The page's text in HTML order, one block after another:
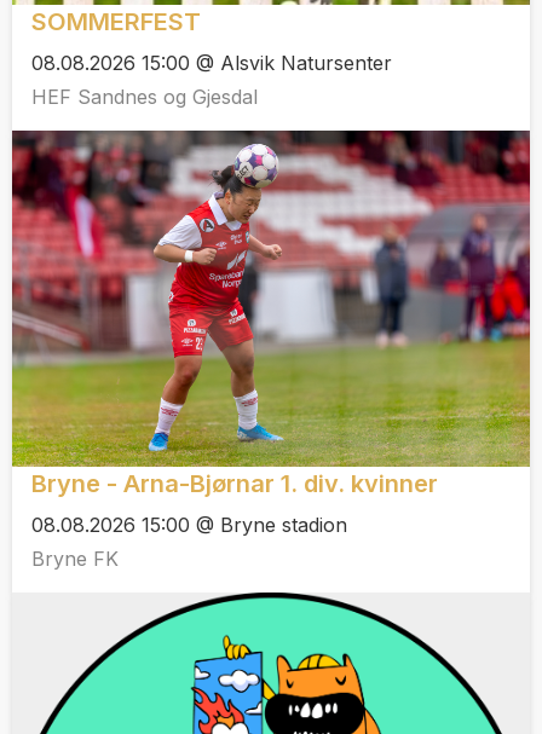
SOMMERFEST
08.08.2026 15:00 @ Alsvik Natursenter
HEF Sandnes og Gjesdal
Bryne - Arna-Bjørnar 1. div. kvinner
08.08.2026 15:00 @ Bryne stadion
Bryne FK